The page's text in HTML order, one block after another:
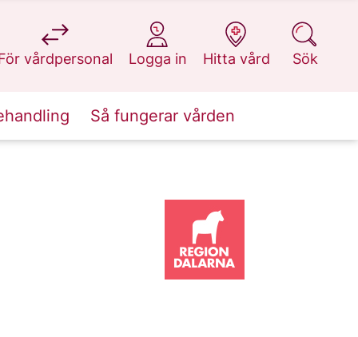
vårdpersonal
på 1177.se
Logga in
på 1177.se
Hitta vård
på 1177.se
Sök
på 1177.se
Så fungerar vården